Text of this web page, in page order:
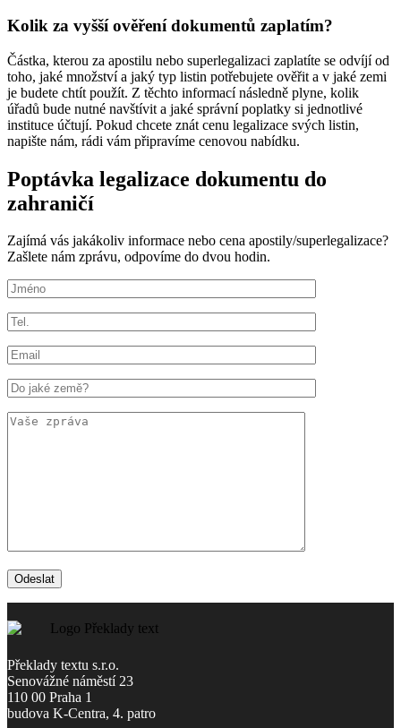
Kolik za vyšší ověření dokumentů zaplatím?
Částka, kterou za apostilu nebo superlegalizaci zaplatíte se odvíjí od
toho, jaké množství a jaký typ listin potřebujete ověřit a v jaké zemi
je budete chtít použít. Z těchto informací následně plyne, kolik
úřadů bude nutné navštívit a jaké správní poplatky si jednotlivé
instituce účtují. Pokud chcete znát cenu legalizace svých listin,
napište nám, rádi vám připravíme cenovou nabídku.
Poptávka legalizace dokumentu do
zahraničí
Zajímá vás jakákoliv informace nebo cena apostily/superlegalizace?
Zašlete nám zprávu, odpovíme do dvou hodin.
Překlady textu s.r.o.
Senovážné náměstí 23
110 00 Praha 1
budova K-Centra, 4. patro